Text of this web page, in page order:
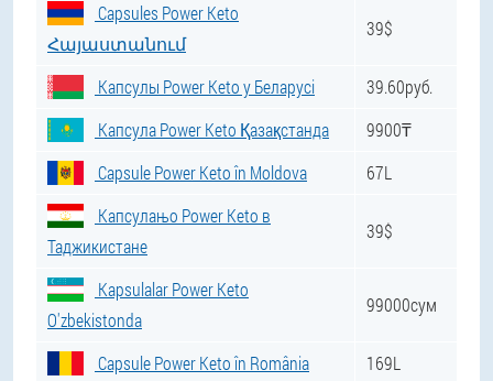
Capsules Power Keto
Հայաստանում
39$
Капсулы Power Keto у Беларусі
39.60руб.
Капсула Power Keto Қазақстанда
9900₸
Capsule Power Keto în Moldova
67L
Капсулањо Power Keto в
Таджикистане
39$
Kapsulalar Power Keto
O'zbekistonda
99000сум
Capsule Power Keto în România
169L